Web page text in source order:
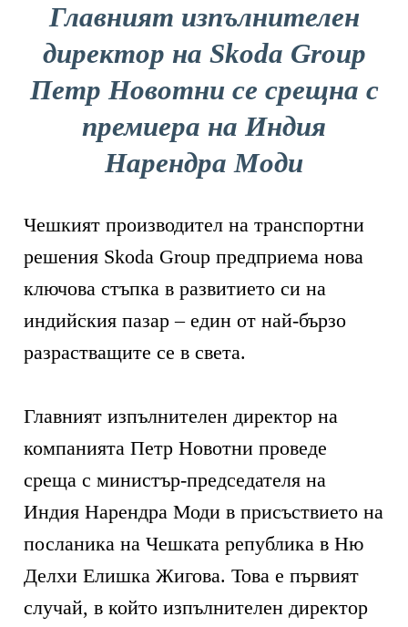
Главният изпълнителен
директор на Skoda Group
Петр Новотни се срещна с
премиера на Индия
Нарендра Моди
Чешкият производител на транспортни
решения Skoda Group предприема нова
ключова стъпка в развитието си на
индийския пазар – един от най-бързо
разрастващите се в света.
Главният изпълнителен директор на
компанията Петр Новотни проведе
среща с министър-председателя на
Индия Нарендра Моди в присъствието на
посланика на Чешката република в Ню
Делхи Елишка Жигова. Това е първият
случай, в който изпълнителен директор